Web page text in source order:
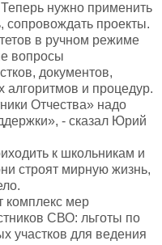
нужно применить
сопровождать проекты.
в ручном режиме
вопросы
документов,
и процедур.
Отчества» надо
- сказал Юрий
к школьникам и
строят мирную жизнь,
комплекс мер
СВО: льготы по
участков для ведения